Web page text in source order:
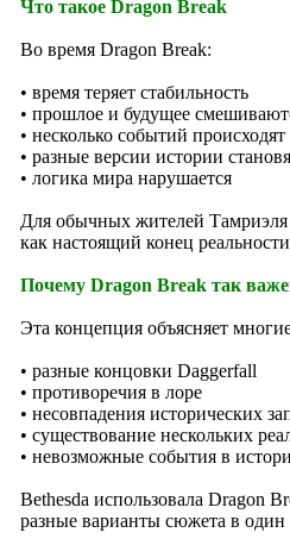
Что такое Dragon Break
Во время Dragon Break:
• время теряет стабильность
• прошлое и будущее
• несколько событий
• разные версии истории
• логика мира нарушается
Для обычных жителей Тамриэля
как настоящий конец
Почему Dragon Break так
Эта концепция объясняет
• разные концовки Daggerfall
• противоречия в лоре
• несовпадения исторических
• существование нескольких
• невозможные события в
Bethesda использовала Dragon
разные варианты сюжета в один